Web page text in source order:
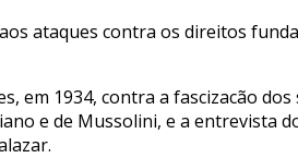
ataques contra os direitos
em 1934, contra a fascizacão
e de Mussolini, e a